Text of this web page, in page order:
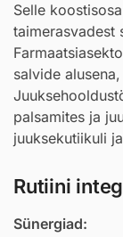
Selle
taimerasvadest
salvide
palsamites ja
juuksekutiikuli
Rutiini
Sünergiad: